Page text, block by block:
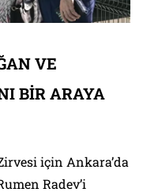
VE
BİR ARAYA
için Ankara’da
Radev’i